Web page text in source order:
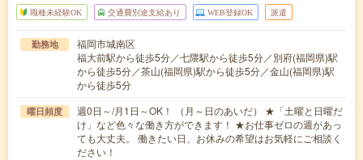
職種未経験OK 交通費別途支給あり WEB登録OK 派遣
勤務地
福岡市城南区
福大前駅から徒歩5分／七隈駅から徒歩5分／別府(福岡県)駅
から徒歩5分／茶山(福岡県)駅から徒歩5分／金山(福岡県)駅
から徒歩5分
曜日頻度
週0日～/月1日～OK！ （月～日のあいだ） ★「土曜と日曜だ
け」など色々な働き方ができます！ ★お仕事ゼロの週があっ
ても大丈夫。 働きたい日、お休みの希望はお気軽にご相談く
ださい！